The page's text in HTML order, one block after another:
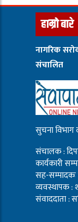
हाम्रो बारे
नागरिक
संचालित
सुचना विभाग
संचालक :
कार्यकारी
सह-
व्यवस्थापक :
संवाददाता :